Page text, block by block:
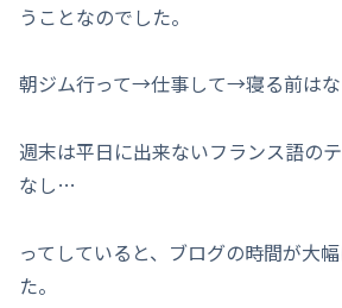
うことなのでした。
朝ジム行って→仕事して→寝る前は
週末は平日に出来ないフランス語の
なし…
ってしていると、ブログの時間が大
た。